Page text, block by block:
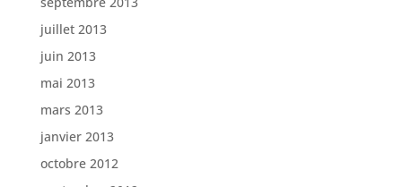
juillet 2013
juin 2013
mai 2013
mars 2013
janvier 2013
octobre 2012